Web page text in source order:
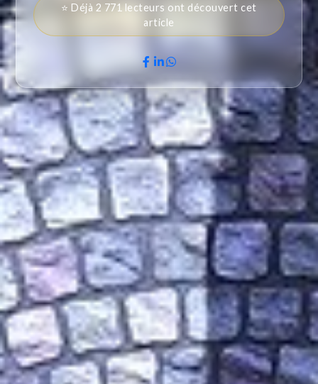
⭐ Déjà 2 771 lecteurs ont découvert cet
article